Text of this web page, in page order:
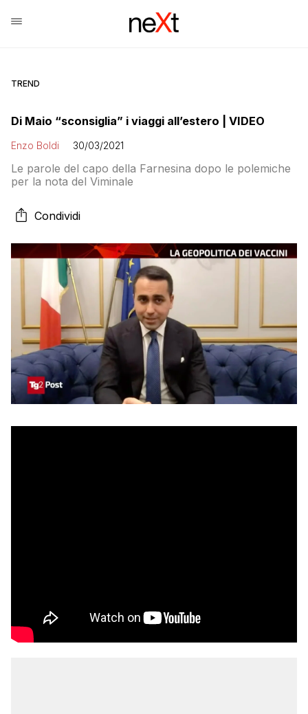
TREND
Di Maio “sconsiglia” i viaggi all’estero | VIDEO
Enzo Boldi 30/03/2021
Le parole del capo della Farnesina dopo le polemiche
per la nota del Viminale
Condividi